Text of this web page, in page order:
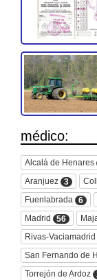
médico:
Alcalá de Henares
Aranjuez 3
Fuenlabrada
6
Madrid
56
Rivas-Vaciamadrid
San Fernando de
Torrejón de Ardoz